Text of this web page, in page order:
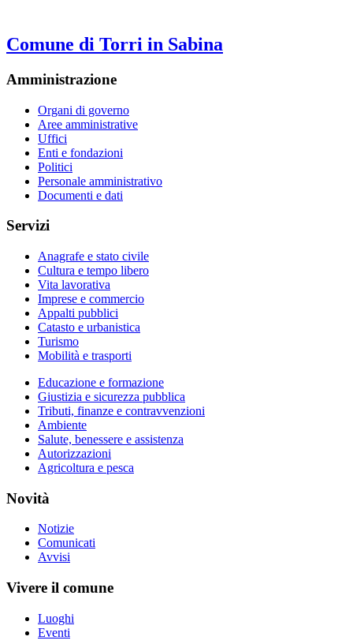
Comune di Torri in Sabina
Amministrazione
Organi di governo
Aree amministrative
Uffici
Enti e fondazioni
Politici
Personale amministrativo
Documenti e dati
Servizi
Anagrafe e stato civile
Cultura e tempo libero
Vita lavorativa
Imprese e commercio
Appalti pubblici
Catasto e urbanistica
Turismo
Mobilità e trasporti
Educazione e formazione
Giustizia e sicurezza pubblica
Tributi, finanze e contravvenzioni
Ambiente
Salute, benessere e assistenza
Autorizzazioni
Agricoltura e pesca
Novità
Notizie
Comunicati
Avvisi
Vivere il comune
Luoghi
Eventi